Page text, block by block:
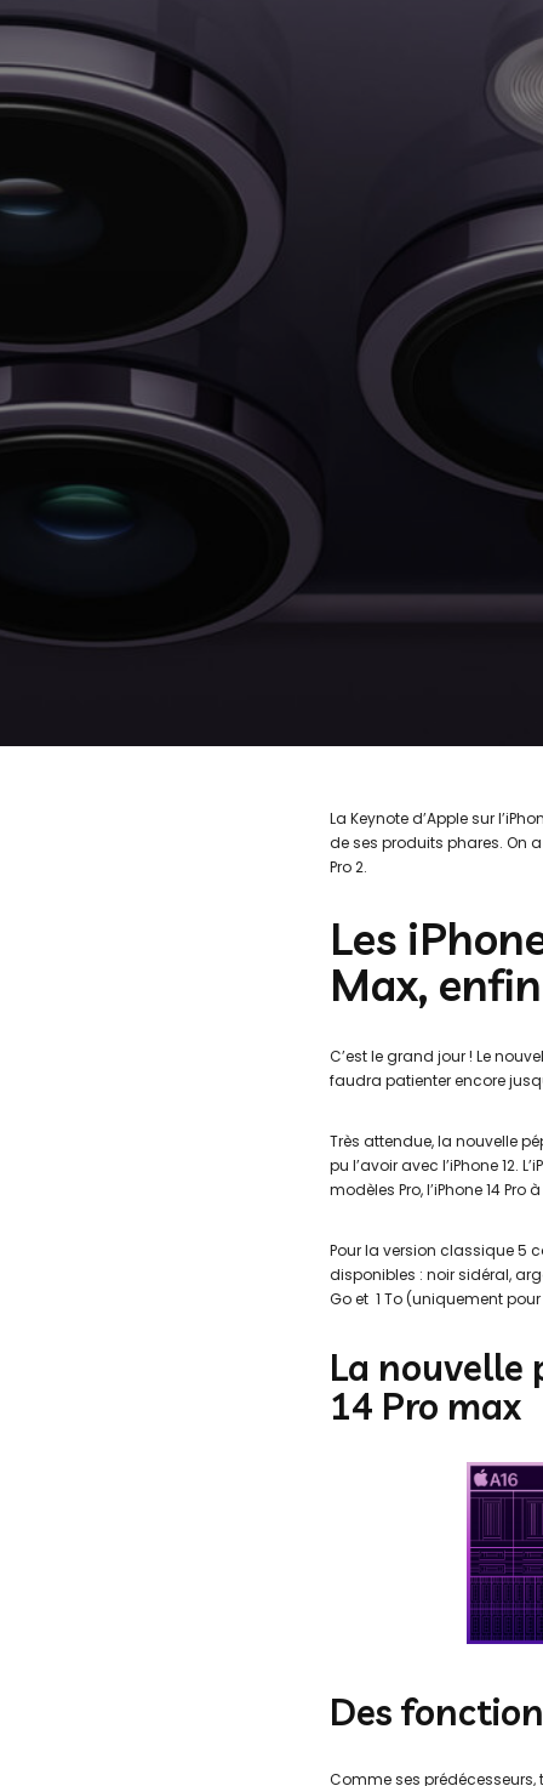
La Keynote d’Apple sur
de ses produits phares. On
Pro 2.
Les
Max,
C’est le grand jour ! Le
faudra patienter encore
Très attendue, la nouvelle
pu l’avoir avec l’iPhone 12.
modèles Pro, l’iPhone 14 Pro
Pour la version classique 5
disponibles : noir sidéral,
Go et 1 To (uniquement pour
La nouvelle
14 Pro max
Des
Comme ses